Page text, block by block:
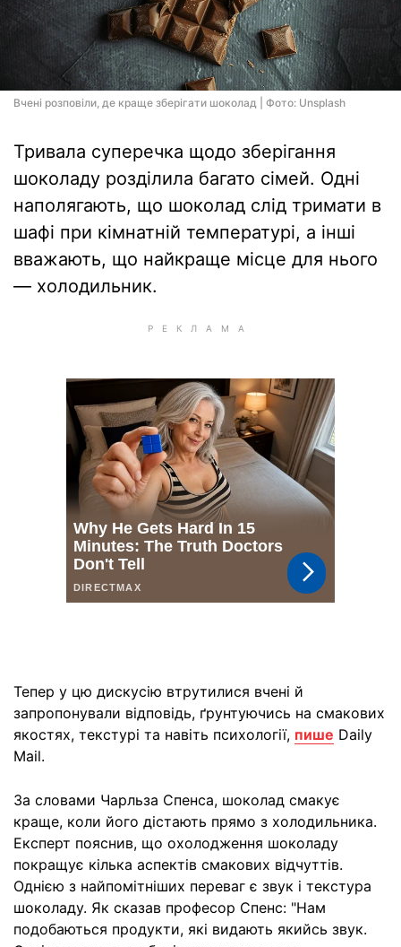
Вчені розповіли, де краще зберігати шоколад | Фото: Unsplash
Тривала суперечка щодо зберігання
шоколаду розділила багато сімей. Одні
наполягають, що шоколад слід тримати в
шафі при кімнатній температурі, а інші
вважають, що найкраще місце для нього
— холодильник.
Тепер у цю дискусію втрутилися вчені й
запропонували відповідь, ґрунтуючись на смакових
якостях, текстурі та навіть психології, пише Daily
Mail.
За словами Чарльза Спенса, шоколад смакує
краще, коли його дістають прямо з холодильника.
Експерт пояснив, що охолодження шоколаду
покращує кілька аспектів смакових відчуттів.
Однією з найпомітніших переваг є звук і текстура
шоколаду. Як сказав професор Спенс: "Нам
подобаються продукти, які видають якийсь звук.